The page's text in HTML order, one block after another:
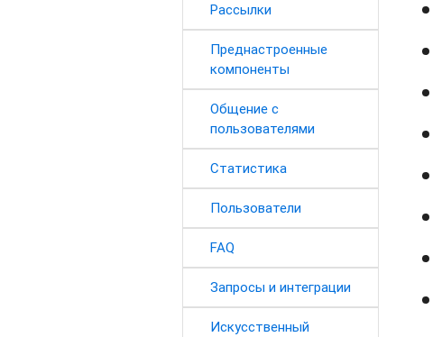
Рассылки
Преднастроенные
компоненты
Общение с
пользователями
Статистика
Пользователи
FAQ
Запросы и интеграции
Искусственный